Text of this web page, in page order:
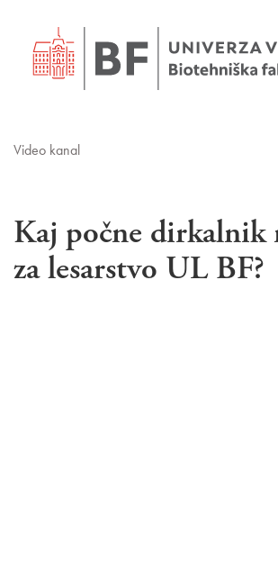
Video kanal
Kaj počne dirkalnik
za lesarstvo UL BF?